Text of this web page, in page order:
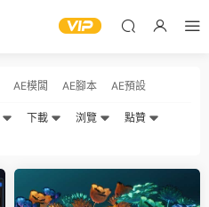
AE模闆 AE腳本 AE預設
下載 浏覽
點贊